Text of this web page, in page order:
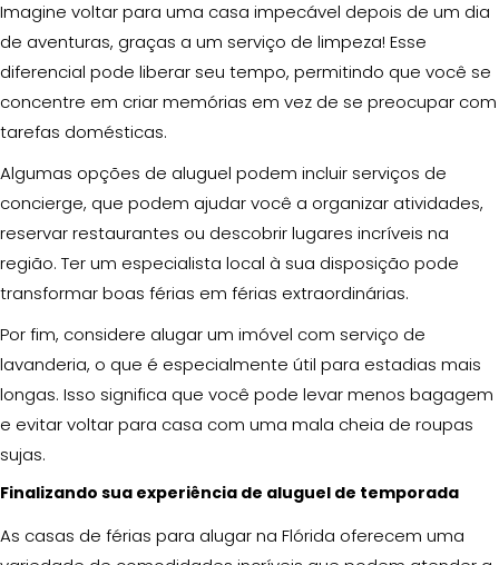
Imagine voltar para uma casa impecável depois de um dia
de aventuras, graças a um serviço de limpeza! Esse
diferencial pode liberar seu tempo, permitindo que você se
concentre em criar memórias em vez de se preocupar com
tarefas domésticas.
Algumas opções de aluguel podem incluir serviços de
concierge, que podem ajudar você a organizar atividades,
reservar restaurantes ou descobrir lugares incríveis na
região. Ter um especialista local à sua disposição pode
transformar boas férias em férias extraordinárias.
Por fim, considere alugar um imóvel com serviço de
lavanderia, o que é especialmente útil para estadias mais
longas. Isso significa que você pode levar menos bagagem
e evitar voltar para casa com uma mala cheia de roupas
sujas.
Finalizando sua experiência de aluguel de temporada
As casas de férias para alugar na Flórida oferecem uma